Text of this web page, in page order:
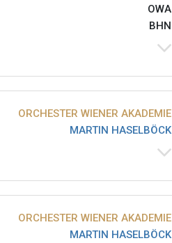
OWA
BHN
ORCHESTER WIENER AKADEMIE
MARTIN HASELBÖCK
ORCHESTER WIENER AKADEMIE
MARTIN HASELBÖCK